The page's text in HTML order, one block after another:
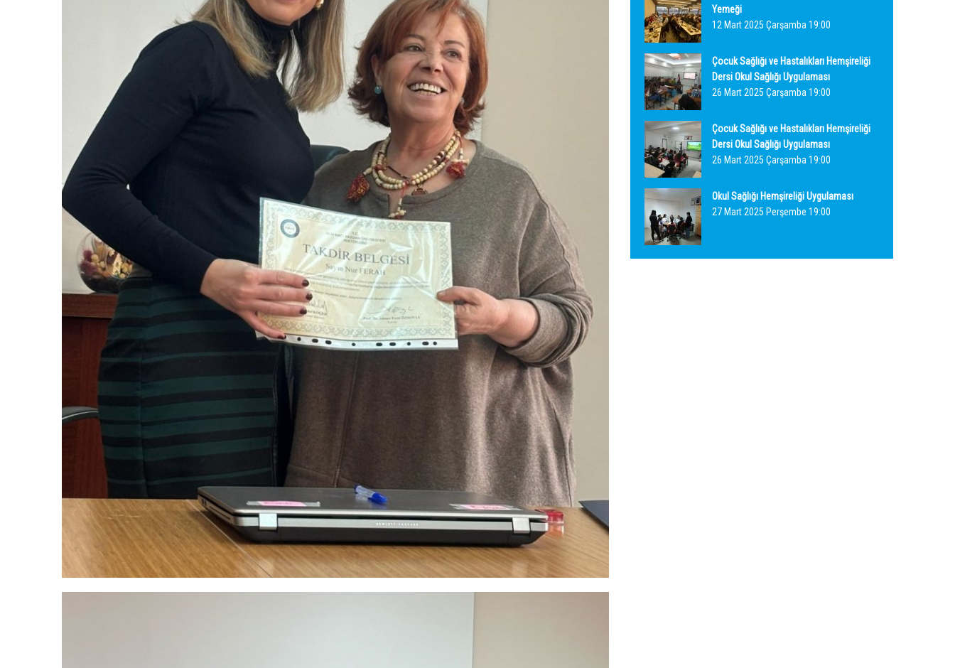
Yemeği
12 Mart 2025 Çarşamba 19:00
Çocuk Sağlığı ve Hastalıkları Hemşireliği
Dersi Okul Sağlığı Uygulaması
26 Mart 2025 Çarşamba 19:00
Çocuk Sağlığı ve Hastalıkları Hemşireliği
Dersi Okul Sağlığı Uygulaması
26 Mart 2025 Çarşamba 19:00
Okul Sağlığı Hemşireliği Uygulaması
27 Mart 2025 Perşembe 19:00